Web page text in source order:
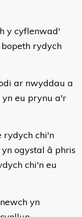
y cyflenwad'
rydych
ar nwyddau a
yn eu prynu a'r
chi'n
ogystal â phris
chi'n eu
yn